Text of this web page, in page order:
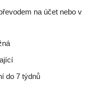
na účet nebo v
do 7 týdnů